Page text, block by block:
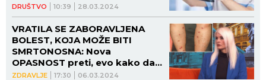
DRUŠTVO 10:39 28.03.2024
ZDRAVLJE 17:30 06.03.2024
VRATILA SE ZABORAVLJENA
BOLEST, KOJA MOŽE BITI
SMRTONOSNA: Nova
OPASNOST preti, evo kako da
se ZAŠTITITE!